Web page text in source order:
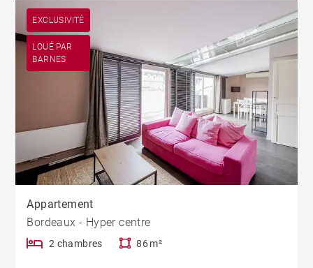
EXCLUSIVITÉ
LOUÉ PAR
BARNES
Appartement
Bordeaux - Hyper centre
2 chambres 86 m²